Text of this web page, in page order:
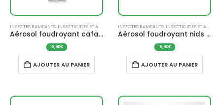
INSECTES RAMPANTS, INSECTICIDES ET ANTI-NUISIBLES
Aérosol foudroyant cafards et blattes (400 ml) – KAPO
19,90€
AJOUTER AU PANIER
INSECTES RAMPANTS, INSECTICIDES ET ANTI-NUISIBLES
Aérosol foudroyant nids de guêpes et frelons (500 ml) – KAPO
16,90€
AJOUTER AU PANIER